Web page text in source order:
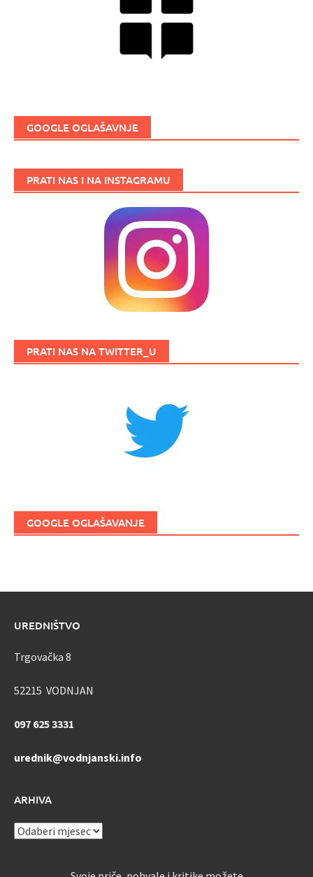
GOOGLE OGLAŠAVNJE
PRATI NAS I NA INSTAGRAMU
PRATI NAS NA TWITTER_U
GOOGLE OGLAŠAVANJE
UREDNIŠTVO
Trgovačka 8
52215 VODNJAN
097 625 3331
urednik@vodnjanski.info
ARHIVA
ARHIVA